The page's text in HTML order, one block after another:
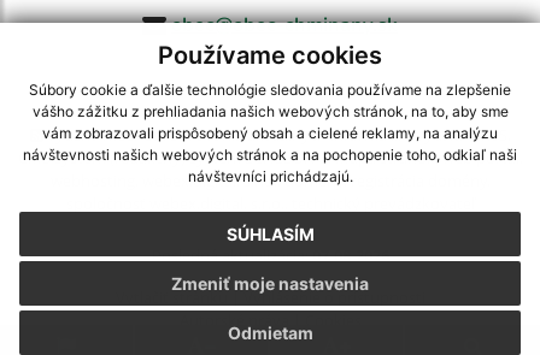
Používame cookies
Súbory cookie a ďalšie technológie sledovania používame na zlepšenie
vášho zážitku z prehliadania našich webových stránok, na to, aby sme
vám zobrazovali prispôsobený obsah a cielené reklamy, na analýzu
návštevnosti našich webových stránok a na pochopenie toho, odkiaľ naši
návštevníci prichádzajú.
SÚHLASÍM
Odmietam
Zmeniť moje nastavenia
obec@obec-chminany.sk
využite možnosť získavania aktuálnych informácií s využitím RSS
CMS systém (redakčný) systém ECHELON 2,Mapa stránok,web portál
webex.digital, s.r.o.,domény,registrácia domény
Posledná aktualizácia:07.08.2026
Vytlačiť stránku|Vyhlásenie o prístupnosti